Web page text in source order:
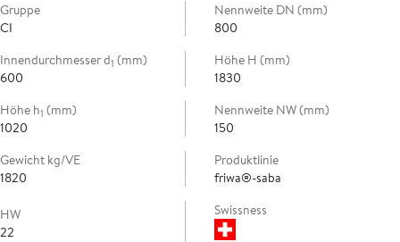
Gruppe
CI
Nennweite DN (mm)
800
Innendurchmesser d1 (mm)
600
Höhe H (mm)
1830
Höhe h1 (mm)
1020
Nennweite NW (mm)
150
Gewicht kg/VE
1820
Produktlinie
friwa®-saba
HW
22
Swissness